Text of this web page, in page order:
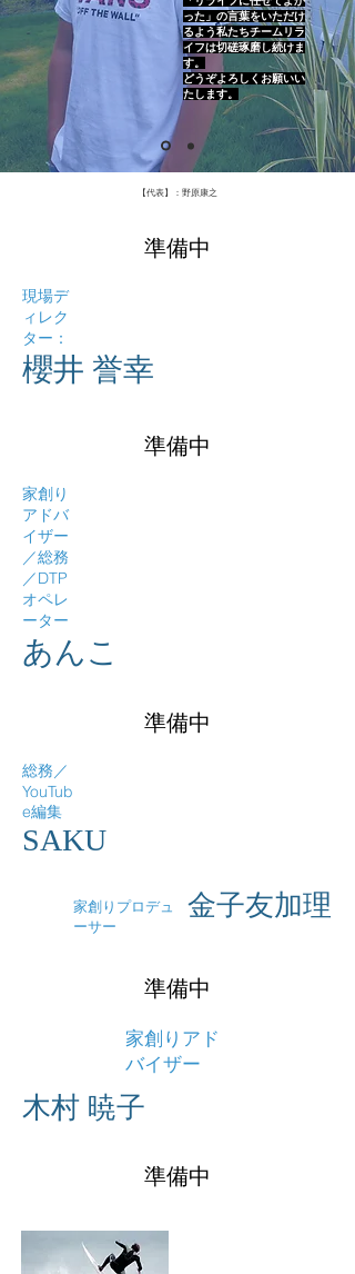
った」の言葉をいただけ
るよう私たちチームリラ
イフは切磋琢磨し続けま
す。
​どうぞよろしくお願いい
たします。
​【代表】：野原康之
準備中
​現場デ
ィレク
ター：
​櫻井 誉幸
準備中
家創り
アドバ
イザー
／総務
／DTP
オペレ
ーター
あんこ
準備中
​総務／
YouTub
e編集
​SAKU
家創りプロデュ
ーサー
​金子友加理
準備中
家創りアド
バイザー
​木村 暁子
準備中